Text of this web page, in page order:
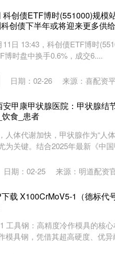
科创债ETF博时(551000)规模
创债下半年或将迎来更多供给
11日 13:43，科创债ETF博时
博时盘中换手0.6%，成交6....
日期：02-26 来源：喜配资
甲康甲状腺医院：甲状腺结
食_患者
人体代谢加快，甲状腺作为“人
为关键。结合2025年最新《中
日期：02-25 来源：明道配资
载 X100CrMoV5-1（德标代
工具钢：高精度冷作模具的核
模具钢，凭借其超高硬度、优异